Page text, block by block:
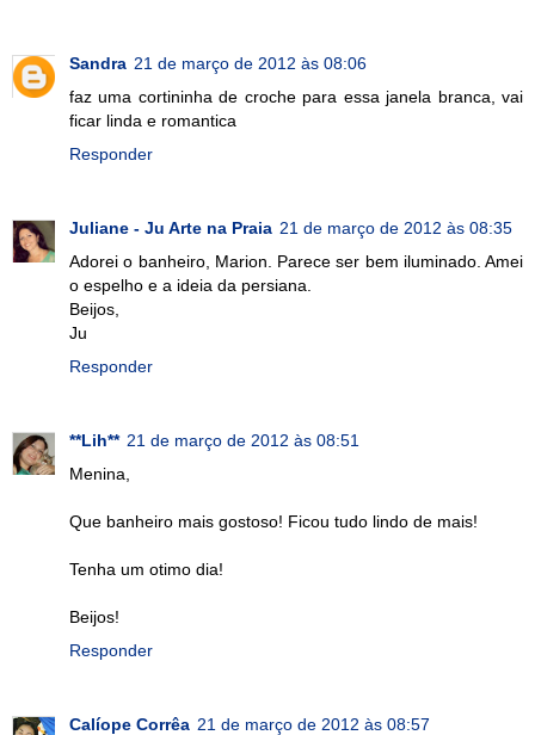
Sandra 21 de março de 2012 às 08:06
faz uma cortininha de croche para essa janela branca, vai
ficar linda e romantica
Responder
Juliane - Ju Arte na Praia 21 de março de 2012 às 08:35
Adorei o banheiro, Marion. Parece ser bem iluminado. Amei
o espelho e a ideia da persiana.
Beijos,
Ju
Responder
**Lih** 21 de março de 2012 às 08:51
Menina,
Que banheiro mais gostoso! Ficou tudo lindo de mais!
Tenha um otimo dia!
Beijos!
Responder
Calíope Corrêa 21 de março de 2012 às 08:57